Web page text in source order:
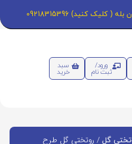
کلیک کنید) 09218315396
ورود/
ثبت نام
سبد
خرید
گل / روتختی گل طرح